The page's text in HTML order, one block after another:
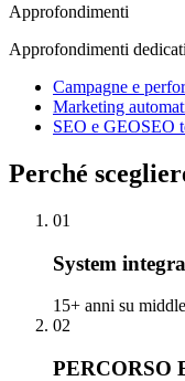
Approfondimenti
Approfondimenti
Campagne e
Marketing
SEO e GEOSEO
Perché
01
System
15+ anni su
02
PERCORSO